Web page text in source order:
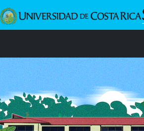
Pasar al contenido principal
Imagen